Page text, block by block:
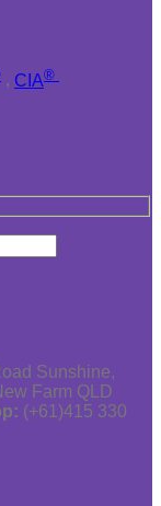
, CIA®
Sunshine,
Farm QLD
(+61)415 330